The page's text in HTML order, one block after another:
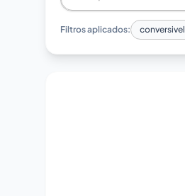
Filtros aplicados: conversivel